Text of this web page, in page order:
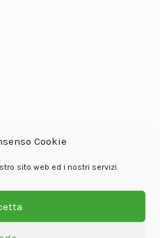
Cookie
sito web ed i nostri servizi.